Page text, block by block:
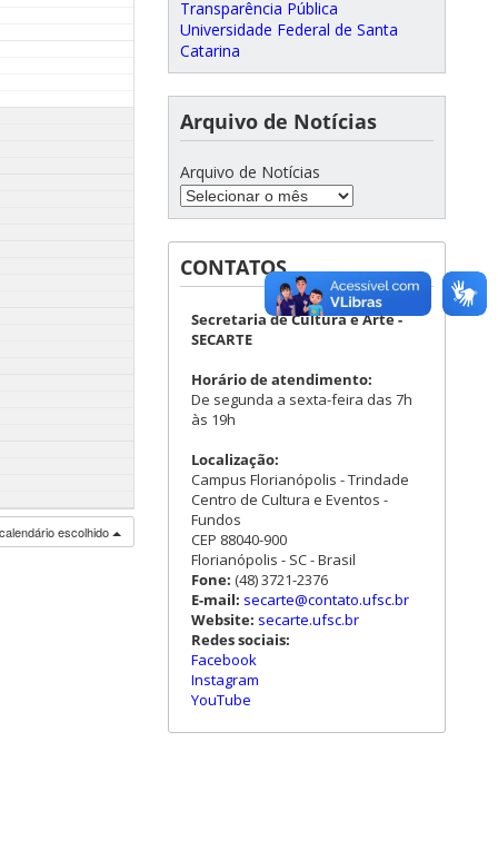
escolhido
Transparência Pública
Universidade Federal de Santa
Catarina
Arquivo de Notícias
Arquivo de Notícias
CONTATOS
Secretaria de Cultura e Arte -
SECARTE
Horário de atendimento:
De segunda a sexta-feira das 7h
às 19h
Localização:
Campus Florianópolis - Trindade
Centro de Cultura e Eventos -
Fundos
CEP 88040-900
Florianópolis - SC - Brasil
Fone: (48) 3721-2376
E-mail: secarte@contato.ufsc.br
Website: secarte.ufsc.br
Redes sociais:
Facebook
Instagram
YouTube